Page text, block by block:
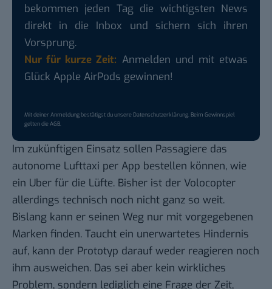
bekommen jeden Tag die wichtigsten News
direkt in die Inbox und sichern sich ihren
Vorsprung.
Nur für kurze Zeit: Anmelden und mit etwas
Glück Apple AirPods gewinnen!
Mit deiner Anmeldung bestätigst du unsereDatenschutzerklärung. Beim Gewinnspiel
gelten dieAGB.
Im zukünftigen Einsatz sollen Passagiere das
autonome Lufttaxi per App bestellen können, wie
ein Uber für die Lüfte. Bisher ist der Volocopter
allerdings technisch noch nicht ganz so weit.
Bislang kann er seinen Weg nur mit vorgegebenen
Marken finden. Taucht ein unerwartetes Hindernis
auf, kann der Prototyp darauf weder reagieren noch
ihm ausweichen. Das sei aber kein wirkliches
Problem, sondern lediglich eine Frage der Zeit,